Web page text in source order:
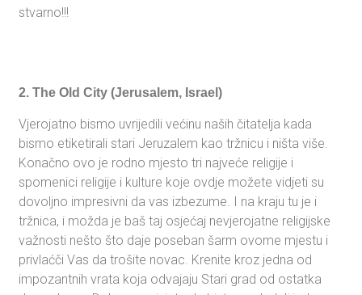
stvarno!!!
2. The Old City (Jerusalem, Israel)
Vjerojatno bismo uvrijedili većinu naših čitatelja kada
bismo etiketirali stari Jeruzalem kao tržnicu i ništa više.
Konačno ovo je rodno mjesto tri najveće religije i
spomenici religije i kulture koje ovdje možete vidjeti su
dovoljno impresivni da vas izbezume. I na kraju tu je i
tržnica, i možda je baš taj osjećaj nevjerojatne religijske
važnosti nešto što daje poseban šarm ovome mjestu i
privlaćči Vas da trošite novac. Krenite kroz jedna od
impozantnih vrata koja odvajaju Stari grad od ostatka